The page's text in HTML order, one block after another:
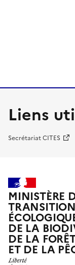
Liens
Secrétariat CITES
MINISTÈRE
TRANSITION
DE LA
DE LA
ET DE LA